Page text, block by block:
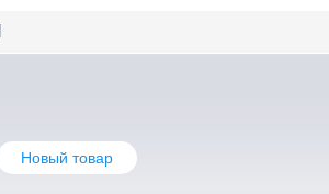
Новый товар